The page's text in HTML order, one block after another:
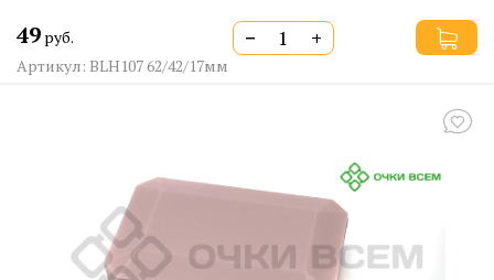
49 руб. − +
Артикул: BLH107 62/42/17мм